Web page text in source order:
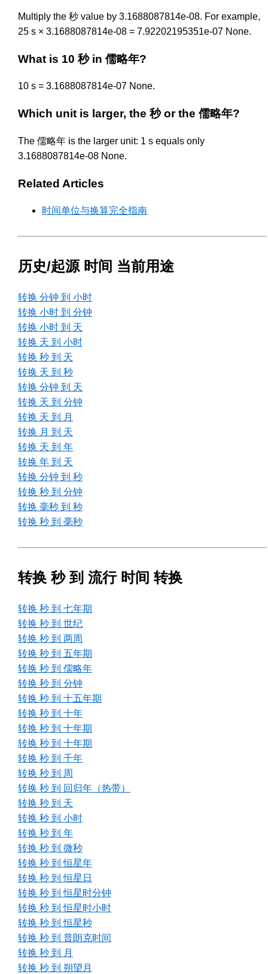
Multiply the 秒 value by 3.1688087814e-08. For example,
25 s × 3.1688087814e-08 = 7.92202195351e-07 None.
What is 10 秒 in 儒略年?
10 s = 3.1688087814e-07 None.
Which unit is larger, the 秒 or the 儒略年?
The 儒略年 is the larger unit: 1 s equals only
3.1688087814e-08 None.
Related Articles
时间单位与换算完全指南
历史/起源 时间 当前用途
转换 分钟 到 小时
转换 小时 到 分钟
转换 小时 到 天
转换 天 到 小时
转换 秒 到 天
转换 天 到 秒
转换 分钟 到 天
转换 天 到 分钟
转换 天 到 月
转换 月 到 天
转换 天 到 年
转换 年 到 天
转换 分钟 到 秒
转换 秒 到 分钟
转换 毫秒 到 秒
转换 秒 到 毫秒
转换 秒 到 流行 时间 转换
转换 秒 到 七年期
转换 秒 到 世纪
转换 秒 到 两周
转换 秒 到 五年期
转换 秒 到 儒略年
转换 秒 到 分钟
转换 秒 到 十五年期
转换 秒 到 十年
转换 秒 到 十年期
转换 秒 到 十年期
转换 秒 到 千年
转换 秒 到 周
转换 秒 到 回归年（热带）
转换 秒 到 天
转换 秒 到 小时
转换 秒 到 年
转换 秒 到 微秒
转换 秒 到 恒星年
转换 秒 到 恒星日
转换 秒 到 恒星时分钟
转换 秒 到 恒星时小时
转换 秒 到 恒星秒
转换 秒 到 普朗克时间
转换 秒 到 月
转换 秒 到 朔望月